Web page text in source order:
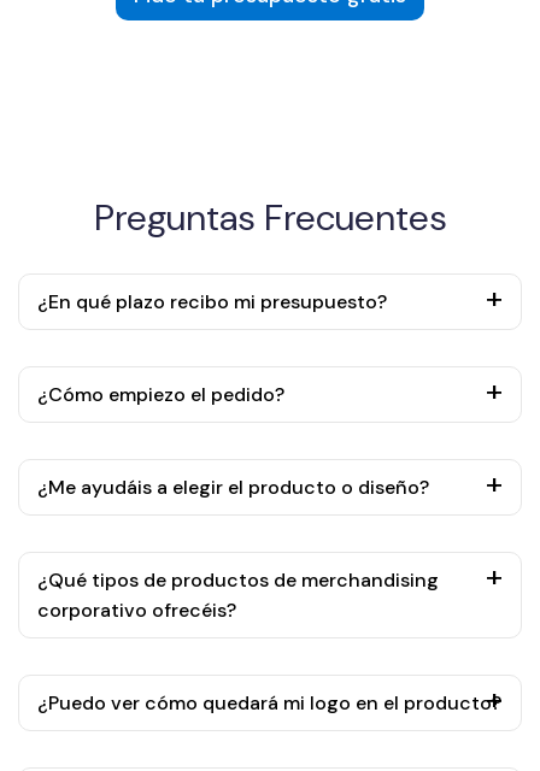
Preguntas Frecuentes
¿En qué plazo recibo mi presupuesto?
¿Cómo empiezo el pedido?
¿Me ayudáis a elegir el producto o diseño?
¿Qué tipos de productos de merchandising
corporativo ofrecéis?
¿Puedo ver cómo quedará mi logo en el producto?